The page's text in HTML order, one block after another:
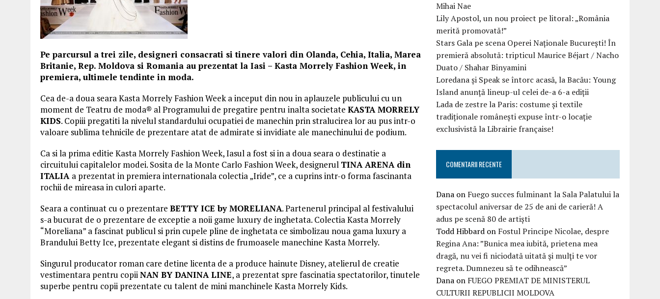
Pe parcursul a trei zile, designeri consacrati si tinere valori din Olanda, Cehia, Italia, Marea
Britanie, Rep. Moldova si Romania au prezentat la Iasi – Kasta Morrely Fashion Week, in
premiera, ultimele tendinte in moda.
Cea de-a doua seara Kasta Morrely Fashion Week a inceput din nou in aplauzele publicului cu un
moment de Teatru de moda® al Programului de pregatire pentru inalta societate KASTA MORRELY
KIDS. Copiii pregatiti la nivelul standardului ocupatiei de manechin prin stralucirea lor au pus intr-o
valoare sublima tehnicile de prezentare atat de admirate si invidiate ale manechinului de podium.
Ca si la prima editie Kasta Morrely Fashion Week, Iasul a fost si in a doua seara o destinatie a
circuitului capitalelor modei. Sosita de la Monte Carlo Fashion Week, designerul TINA ARENA din
ITALIA a prezentat in premiera internationala colectia „Iride”, ce a cuprins intr-o forma fascinanta
rochii de mireasa in culori aparte.
Seara a continuat cu o prezentare BETTY ICE by MORELIANA. Partenerul principal al festivalului
s-a bucurat de o prezentare de exceptie a noii game luxury de inghetata. Colectia Kasta Morrely
“Moreliana” a fascinat publicul si prin cupele pline de inghetata ce simbolizau noua gama luxury a
Brandului Betty Ice, prezentate elegant si distins de frumoasele manechine Kasta Morrely.
Singurul producator roman care detine licenta de a produce hainute Disney, atelierul de creatie
vestimentara pentru copiiNAN BY DANINA LINE, a prezentat spre fascinatia spectatorilor, tinutele
superbe pentru copii prezentate cu talent de mini manchinele Kasta Morrely Kids.
Mihai Nae
Lily Apostol, un nou proiect pe litoral: „România
merită promovată!”
Stars Gala pe scena Operei Naționale București! În
premieră absolută: tripticul Maurice Béjart / Nacho
Duato / Shahar Binyamini
Loredana și Speak se întorc acasă, la Bacău: Young
Island anunță lineup-ul celei de-a 6-a ediții
Lada de zestre la Paris: costume și textile
tradiționale românești expuse într-o locație
exclusivistă la Librairie française!
COMENTARII RECENTE
Dana on Fuego succes fulminant la Sala Palatului la
spectacolul aniversar de 25 de ani de carieră! A
adus pe scenă 80 de artiști
Todd Hibbard on Fostul Principe Nicolae, despre
Regina Ana: ”Bunica mea iubită, prietena mea
dragă, nu vei fi niciodată uitată şi mulţi te vor
regreta. Dumnezeu să te odihnească”
Dana on FUEGO PREMIAT DE MINISTERUL
CULTURII REPUBLICII MOLDOVA